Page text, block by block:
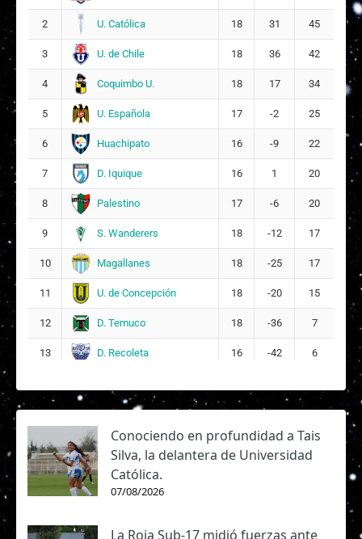
2 U. Católica 18 31 45
3 U. de Chile 18 36 42
4 Coquimbo U. 18 17 34
5 U. Española 17 -2 25
6 Huachipato 16 -9 22
7 D. Iquique 16 1 20
8 Palestino 17 -6 20
9 S. Wanderers 18 -12 17
10 Magallanes 18 -25 17
11 U. de Concepción 18 -20 15
12 D. Temuco 18 -36 7
13 D. Recoleta 16 -42 6
Conociendo en profundidad a Tais
Silva, la delantera de Universidad
Católica.
07/08/2026
La Roja Sub-17 midió fuerzas ante